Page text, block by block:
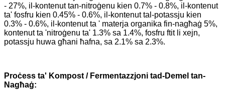
- 27%, il-kontenut tan-nitroġenu kien 0.7% - 0.8%, il-kontenut
ta' fosfru kien 0.45% - 0.6%, il-kontenut tal-potassju kien
0.3% - 0.6%, il-kontenut ta ' materja organika fin-nagħaġ 5%,
kontenut ta 'nitroġenu ta' 1.3% sa 1.4%, fosfru ftit li xejn,
potassju huwa għani ħafna, sa 2.1% sa 2.3%.
Proċess ta' Kompost / Fermentazzjoni tad-Demel tan-
Nagħaġ: